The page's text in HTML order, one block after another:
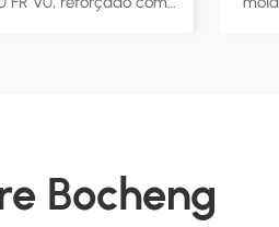
automotivos,
eletrônicos e
Bocheng